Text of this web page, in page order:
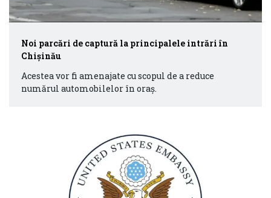
Noi parcări de captură la principalele intrări în
Chișinău
Acestea vor fi amenajate cu scopul de a reduce
numărul automobilelor în oraș.